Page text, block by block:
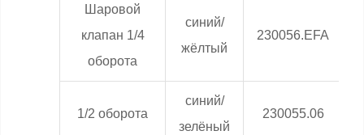
Шаровой
клапан 1/4
оборота
синий/
жёлтый
230056.EFA
1/2 оборота
синий/
зелёный
230055.06